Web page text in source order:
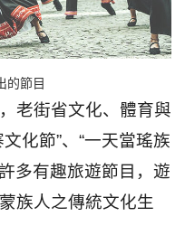
的節目
老街省文化、體育與
化節”、“一天當瑤族
多有趣旅遊節目，遊
族人之傳統文化生